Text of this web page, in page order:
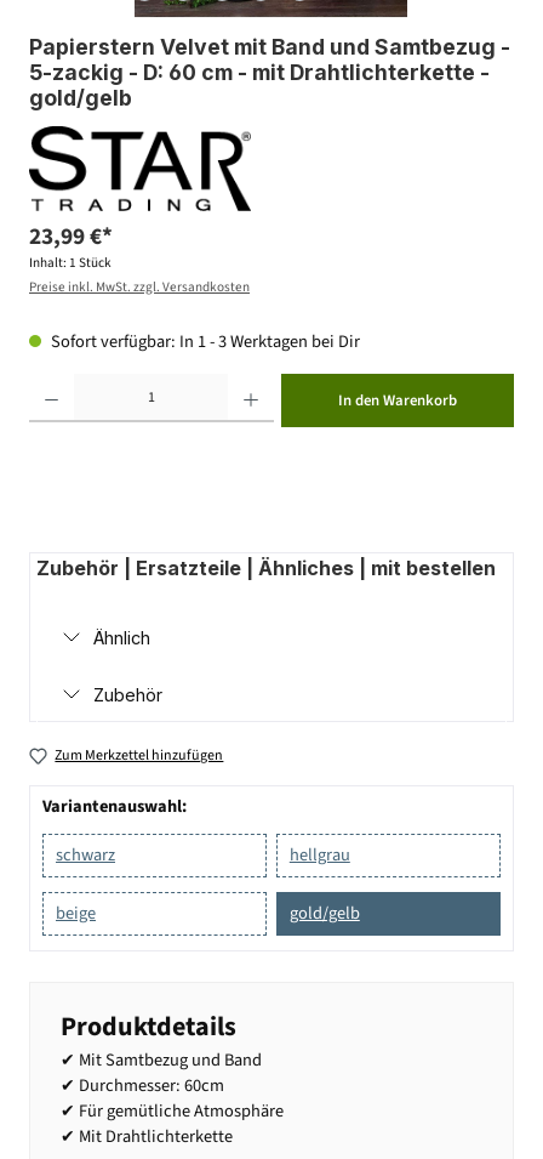
Papierstern Velvet mit Band und Samtbezug -
5-zackig - D: 60 cm - mit Drahtlichterkette -
gold/gelb
23,99 €*
Inhalt: 1 Stück
Preise inkl. MwSt. zzgl. Versandkosten
Sofort verfügbar: In 1 - 3 Werktagen bei Dir
In den Warenkorb
Zubehör | Ersatzteile | Ähnliches | mit bestellen
Ähnlich
Zubehör
Zum Merkzettel hinzufügen
Variantenauswahl:
schwarz
hellgrau
beige gold/gelb
Produktdetails
✔ Mit Samtbezug und Band
✔ Durchmesser: 60cm
✔ Für gemütliche Atmosphäre
✔ Mit Drahtlichterkette